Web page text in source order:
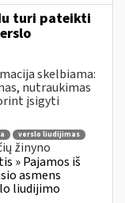
turi pateikti
skelbiama:
nutraukimas
įsigyti
verslo liudijimas
žinyno
» Pajamos iš
asmens
liudijimo